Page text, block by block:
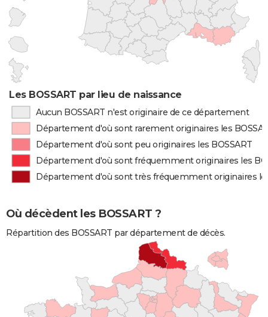
Les BOSSART par lieu de naissance
Aucun BOSSART n'est originaire de ce département
Département d'où sont rarement originaires les
Département d'où sont peu originaires les BOSSART
Département d'où sont fréquemment originaires les
Département d'où sont très fréquemment originaires
Où décèdent les BOSSART ?
Répartition des BOSSART par département de décès.